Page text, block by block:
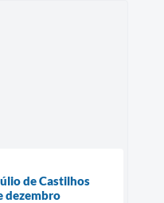
de Castilhos
dezembro